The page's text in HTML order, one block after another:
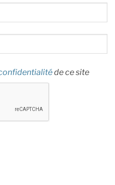
de ce site